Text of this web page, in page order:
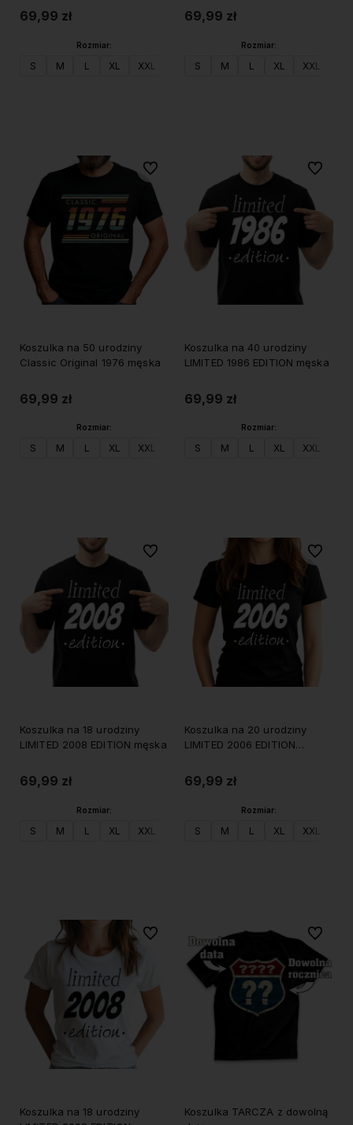
69,99 zł
Rozmiar:
S M L XL XXL
69,99 zł
Rozmiar:
S M L XL XXL
Koszulka na 50 urodziny
Classic Original 1976 męska
69,99 zł
Rozmiar:
S M L XL XXL
Do ulubionych
Koszulka na 40 urodziny
LIMITED 1986 EDITION męska
69,99 zł
Rozmiar:
S M L XL XXL
Do
Koszulka na 18 urodziny
LIMITED 2008 EDITION męska
69,99 zł
Rozmiar:
S M L XL XXL
Do ulubionych
Koszulka na 20 urodziny
LIMITED 2006 EDITION
69,99 zł
Rozmiar:
S M L XL XXL
Do
Koszulka na 18 urodziny
Do ulubionych
Koszulka TARCZA z dowolną
Do